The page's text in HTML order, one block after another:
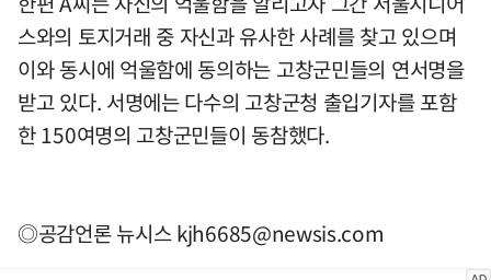
스와의 토지거래 중 자신과 유사한 사례를 찾고 있으며
이와 동시에 억울함에 동의하는 고창군민들의 연서명을
받고 있다. 서명에는 다수의 고창군청 출입기자를 포함
한 150여명의 고창군민들이 동참했다.
◎공감언론 뉴시스kjh6685@newsis.com